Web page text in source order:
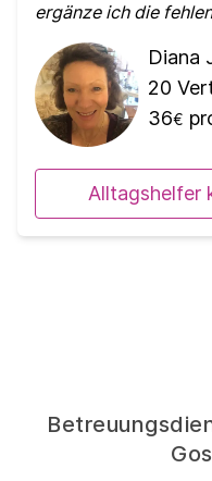
ergänze ich die
Diana
20
36€
Alltagshelfer